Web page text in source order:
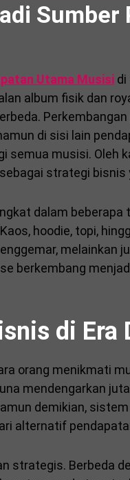
Sumber
Utama Musisi di
album fisik dan
di sisi lain
semua musisi. Oleh
strategi bisnis
dalam
hoodie, topi,
melainkan
berkembang
di Era
orang menikmati
mendengarkan
demikian,
alternatif
strategis. Berbeda